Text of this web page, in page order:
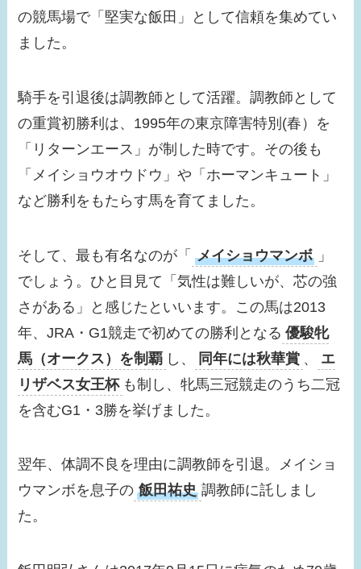
【画像】浜辺美波の結
【画像】瀧本美織の実
父親の職業がスゴイ！
【画像】貴島明日香の
来とキスした？歴代彼
氏３選！
【画像】ローラは結婚
してる？テレビに出な
い理由はなに？現在の
活動は？
の競馬場で「堅実な飯田」として信頼を集めてい
ました。
騎手を引退後は調教師として活躍。調教師として
の重賞初勝利は、1995年の東京障害特別(春）を
「リターンエース」が制した時です。その後も
「メイショウオウドウ」や「ホーマンキュート」
など勝利をもたらす馬を育てました。
そして、最も有名なのが「 メイショウマンボ 」
でしょう。ひと目見て「気性は難しいが、芯の強
さがある」と感じたといいます。この馬は2013
年、JRA・G1競走で初めての勝利となる 優駿牝
馬（オークス） を制覇 し、 同年には秋華賞 、
エ
リザベス女王杯 も制し、牝馬三冠競走のうち二冠
を含むG1・3勝を挙げました。
翌年、体調不良を理由に調教師を引退。メイショ
ウマンボを息子の 飯田祐史 調教師に託しまし
た。